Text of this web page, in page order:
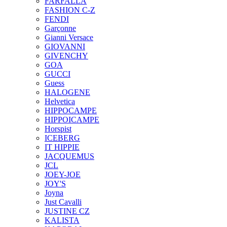
FASHION C-Z
FENDI
Garçonne
Gianni Versace
GIOVANNI
GIVENCHY
GOA
GUCCI
Guess
HALOGENE
Helvetica
HIPPOCAMPE
HIPPOICAMPE
Horspist
ICEBERG
IT HIPPIE
JACQUEMUS
JCL
JOEY-JOE
JOY'S
Joyna
Just Cavalli
JUSTINE CZ
KALISTA